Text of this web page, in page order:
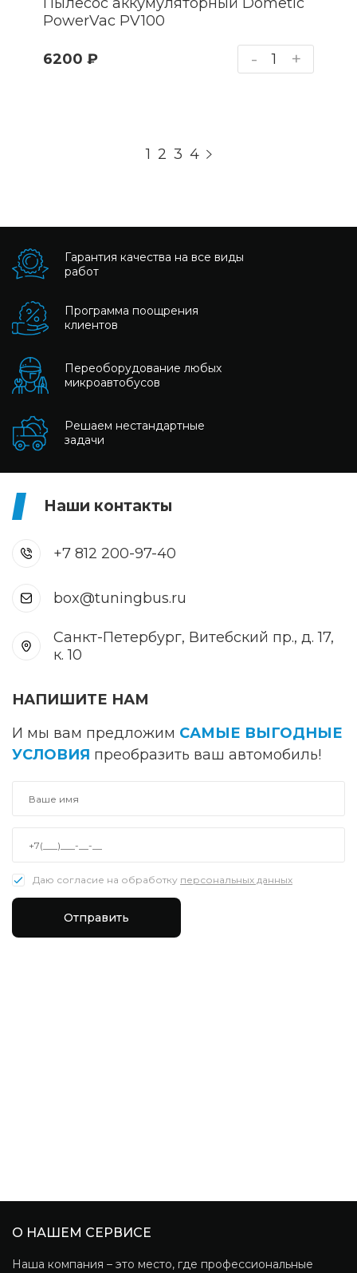
PowerVac PV100
6200 ₽ - +
1 2 3 4 
Гарантия качества на все виды
работ
Программа поощрения
клиентов
Переоборудование любых
микроавтобусов
Решаем нестандартные
задачи
Наши контакты
+7 812 200-97-40
box@tuningbus.ru
Санкт-Петербург, Витебский пр., д. 17,
к. 10
НАПИШИТЕ НАМ
И мы вам предложим САМЫЕ ВЫГОДНЫЕ
УСЛОВИЯ преобразить ваш автомобиль!
Даю согласие на обработку персональных данных
Отправить
О НАШЕМ СЕРВИСЕ
Наша компания – это место, где профессиональные